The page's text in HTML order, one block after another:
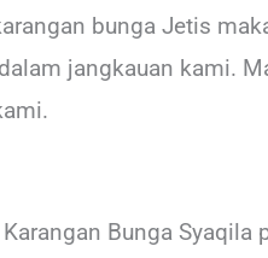
bunga Jetis
jangkauan kami.
Bunga